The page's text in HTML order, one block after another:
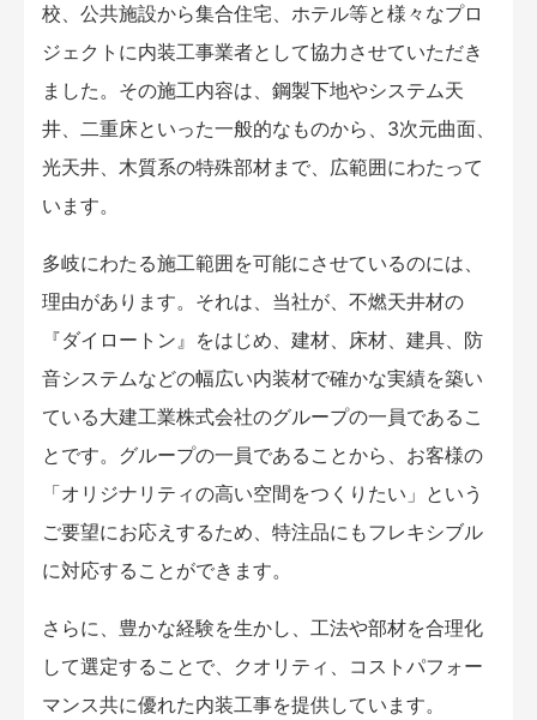
校、公共施設から集合住宅、ホテル等と様々なプロ
ジェクトに内装工事業者として協力させていただき
ました。その施工内容は、鋼製下地やシステム天
井、二重床といった一般的なものから、3次元曲面、
光天井、木質系の特殊部材まで、広範囲にわたって
います。
多岐にわたる施工範囲を可能にさせているのには、
理由があります。それは、当社が、不燃天井材の
『ダイロートン』をはじめ、建材、床材、建具、防
音システムなどの幅広い内装材で確かな実績を築い
ている大建工業株式会社のグループの一員であるこ
とです。グループの一員であることから、お客様の
「オリジナリティの高い空間をつくりたい」という
ご要望にお応えするため、特注品にもフレキシブル
に対応することができます。
さらに、豊かな経験を生かし、工法や部材を合理化
して選定することで、クオリティ、コストパフォー
マンス共に優れた内装工事を提供しています。